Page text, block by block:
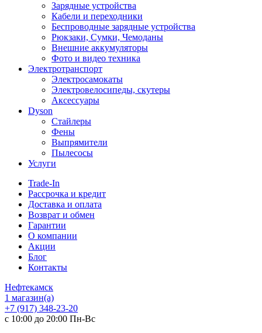
Зарядные устройства
Кабели и переходники
Беспроводные зарядные устройства
Рюкзаки, Сумки, Чемоданы
Внешние аккумуляторы
Фото и видео техника
Электротранспорт
Электросамокаты
Электровелосипеды, скутеры
Аксессуары
Dyson
Стайлеры
Фены
Выпрямители
Пылесосы
Услуги
Trade-In
Рассрочка и кредит
Доставка и оплата
Возврат и обмен
Гарантии
О компании
Акции
Блог
Контакты
Нефтекамск
1 магазин(а)
+7 (917) 348-23-20
с 10:00 до 20:00 Пн-Вс